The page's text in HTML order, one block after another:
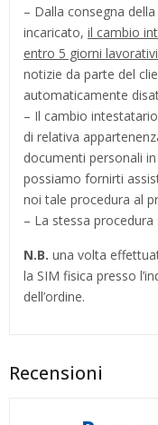
– Dalla consegna
incaricato, il cambio
entro 5 giorni lavorativi
notizie da parte del
automaticamente
– Il cambio
di relativa
documenti personali
possiamo fornirti
noi tale procedura al
– La stessa
N.B. una volta
la SIM fisica presso
dell’ordine.
Recensioni